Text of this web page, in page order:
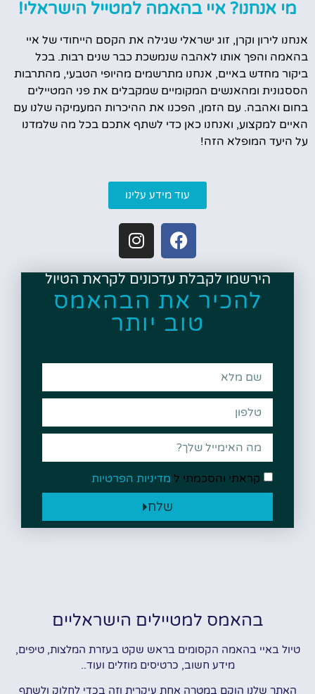
מי אנחנו? איי בהאמה למטייל הישראלי!
אנחנו לירון וקרן, זוג ישראלי שגילה את הקסם הייחודי של איי
בהאמה והפך אותו לאהבה שנמשכת כבר שנים רבות. בכל
ביקור מחדש באיים, אנחנו מתרשמים מהיופי הטבעי, מהתרבות
הססגונית ומהאנשים המקומיים שמקבלים את פני המטיילים
בחום ואהבה. עם הזמן, הפכנו את ההיכרות המעמיקה שלנו עם
האיים למקצוע, ואנחנו כאן כדי לשתף אתכם בכל מה שלמדנו
על היעד המופלא הזה!
עוד מידע עלינו
הירשמו לקבלת עדכונים לקראת הטיול
להכיר את הבהאמס
טוב יותר
קראתי והסכמתי ל מדיניות הפרטיות
שלח
בהאמס למטיילים הישראליים
טיול באיי בהאמה הקסומים בראש שקט בעזרת המלצות, טיפים,
מידע חשוב, כרטיסים מוזלים ועוד..
האתר שלנו הוקם במטרה אחת עיקרית וזה בכדי לחלוק ולשתף